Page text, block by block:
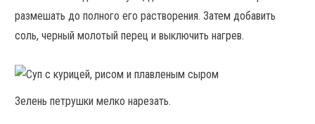
размешать до полного его растворения. Затем добавить
соль, черный молотый перец и выключить нагрев.
Зелень петрушки мелко нарезать.